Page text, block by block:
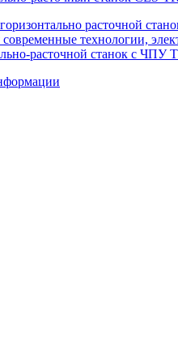
расточной
технологии,
расточной станок с ЧПУ